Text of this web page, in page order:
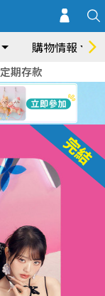
購物情報
定期存款